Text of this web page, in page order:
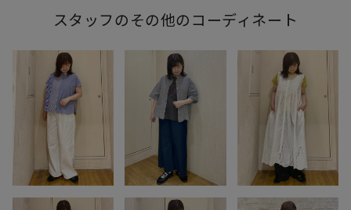
スタッフのその他のコーディネート